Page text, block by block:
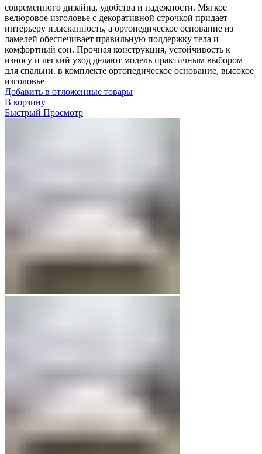
современного дизайна, удобства и надежности. Мягкое
велюровое изголовье с декоративной строчкой придает
интерьеру изысканность, а ортопедическое основание из
ламелей обеспечивает правильную поддержку тела и
комфортный сон. Прочная конструкция, устойчивость к
износу и легкий уход делают модель практичным выбором
для спальни. в комплекте ортопедическое основание, высокое
изголовье
Добавить в отложенные товары
В корзину
Быстрый Просмотр